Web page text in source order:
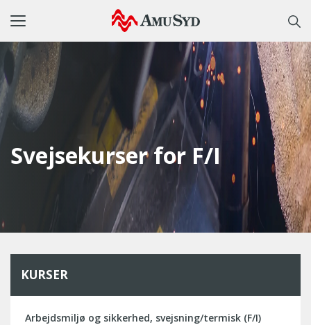
Toggle
Svejsekurser for F/I
KURSER
Arbejdsmiljø og sikkerhed, svejsning/termisk (F/I)